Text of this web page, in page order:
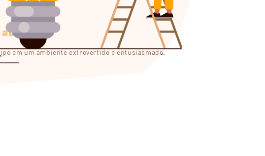
em um ambiente extrovertido e entusiasmado.